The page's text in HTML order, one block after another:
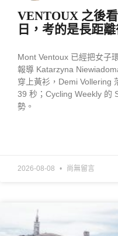
VENTOUX 之後
日，考的是長距
Mont Ventoux 已經把女子
報導 Katarzyna
穿上黃衫，Demi Vollering
39 秒；Cycling Weekly 的
勢。
2026-08-08 尚無留言